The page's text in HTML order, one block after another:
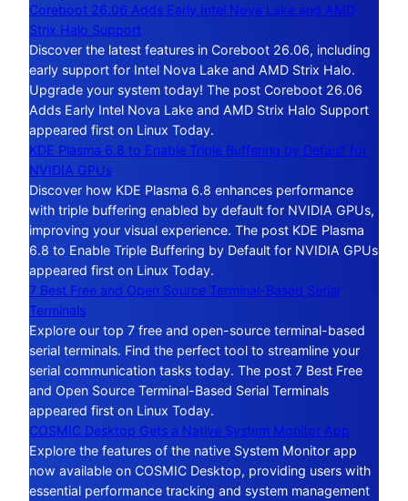
Coreboot 26.06 Adds Early Intel Nova Lake and AMD
Strix Halo Support
Discover the latest features in Coreboot 26.06, including
early support for Intel Nova Lake and AMD Strix Halo.
Upgrade your system today! The post Coreboot 26.06
Adds Early Intel Nova Lake and AMD Strix Halo Support
appeared first on Linux Today.
KDE Plasma 6.8 to Enable Triple Buffering by Default for
NVIDIA GPUs
Discover how KDE Plasma 6.8 enhances performance
with triple buffering enabled by default for NVIDIA GPUs,
improving your visual experience. The post KDE Plasma
6.8 to Enable Triple Buffering by Default for NVIDIA GPUs
appeared first on Linux Today.
7 Best Free and Open Source Terminal-Based Serial
Terminals
Explore our top 7 free and open-source terminal-based
serial terminals. Find the perfect tool to streamline your
serial communication tasks today. The post 7 Best Free
and Open Source Terminal-Based Serial Terminals
appeared first on Linux Today.
COSMIC Desktop Gets a Native System Monitor App
Explore the features of the native System Monitor app
now available on COSMIC Desktop, providing users with
essential performance tracking and system management